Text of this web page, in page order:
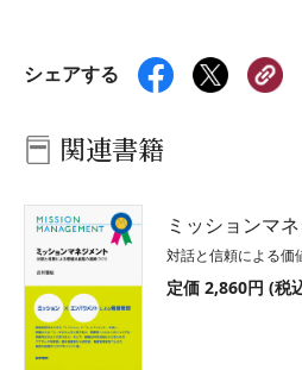
シェアする
関連書籍
ミッションマ
対話と信頼による価
定価 2,860円 (税